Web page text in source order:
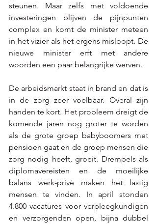
steunen. Maar zelfs met voldoende
investeringen blijven de pijnpunten
complex en komt de minister meteen
in het vizier als het ergens misloopt. De
nieuwe minister erft met andere
woorden een paar belangrijke werven.
De arbeidsmarkt staat in brand en dat is
in de zorg zeer voelbaar. Overal zijn
handen te kort. Het probleem dreigt de
komende jaren nog groter te worden
als de grote groep babyboomers met
pensioen gaat en de groep mensen die
zorg nodig heeft, groeit. Drempels als
diplomavereisten en de moeilijke
balans werk-privé maken het lastig
mensen te vinden. In april stonden
4.800 vacatures voor verpleegkundigen
en verzorgenden open, bijna dubbel